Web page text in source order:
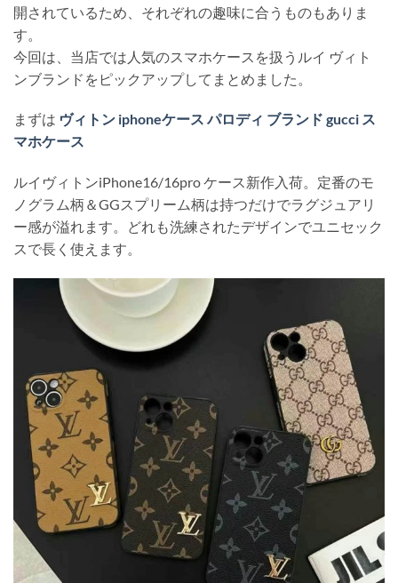
開されているため、それぞれの趣味に合うものもありま
す。
今回は、当店では人気のスマホケースを扱うルイ ヴィト
ンブランドをピックアップしてまとめました。
まずは ヴィトン iphoneケース パロディ ブランド gucci ス
マホケース
ルイヴィトンiPhone16/16pro ケース新作入荷。定番のモ
ノグラム柄＆GGスプリーム柄は持つだけでラグジュアリ
ー感が溢れます。どれも洗練されたデザインでユニセック
スで長く使えます。